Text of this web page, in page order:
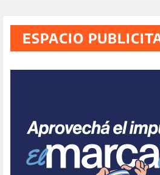
ESPACIO